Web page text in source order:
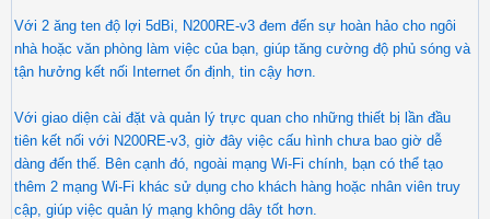
Với 2 ăng ten độ lợi 5dBi, N200RE-v3 đem đến sự hoàn hảo cho ngôi
nhà hoặc văn phòng làm việc của bạn, giúp tăng cường độ phủ sóng và
tận hưởng kết nối Internet ổn định, tin cậy hơn.
Với giao diện cài đặt và quản lý trực quan cho những thiết bị lần đầu
tiên kết nối với N200RE-v3, giờ đây việc cấu hình chưa bao giờ dễ
dàng đến thế. Bên cạnh đó, ngoài mạng Wi-Fi chính, bạn có thể tạo
thêm 2 mạng Wi-Fi khác sử dụng cho khách hàng hoặc nhân viên truy
cập, giúp việc quản lý mạng không dây tốt hơn.